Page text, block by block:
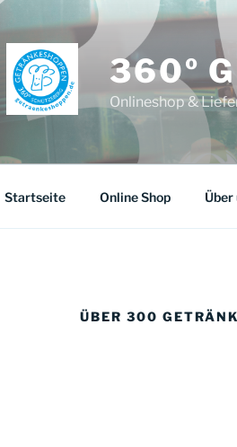
360º
Onlineshop &
Startseite Online Shop Über
ÜBER 300